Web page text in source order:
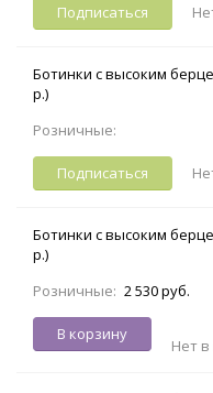
Подписаться
Ботинки с высоким
р.)
Розничные:
Подписаться
Ботинки с высоким
р.)
Розничные: 2 530 руб.
В корзину
Нет